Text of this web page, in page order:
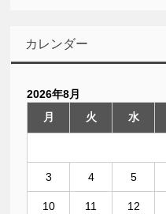
カレンダー
2026年8月
月
火 水
3 4 5
10 11 12